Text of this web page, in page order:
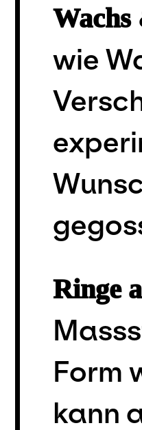
Wachs
wie
Ringe
Form
kann